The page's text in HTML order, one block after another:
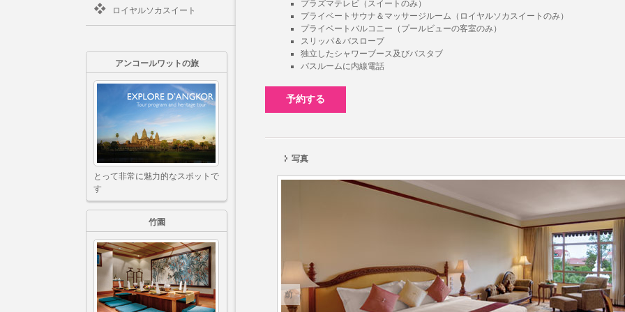
ロイヤルソカスイート
アンコールワットの旅
とって非常に魅力的なスポットで
す
竹園
プラズマテレビ（スイートのみ）
プライベートサウナ＆マッサージルーム（ロイヤルソカスイートのみ）
プライベートバルコニー（プールビューの客室のみ）
スリッパ＆バスローブ
独立したシャワーブース及びバスタブ
バスルームに内線電話
予約する
写真
前